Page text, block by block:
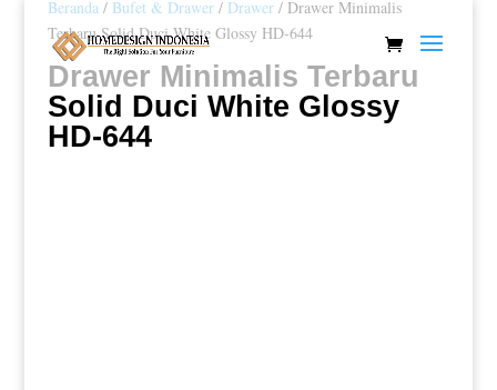
Beranda/ Bufet & Drawer/ Drawer/ Drawer Minimalis
Terbaru Solid Duci White Glossy HD-644
Drawer Minimalis Terbaru
Solid Duci White Glossy
HD-644